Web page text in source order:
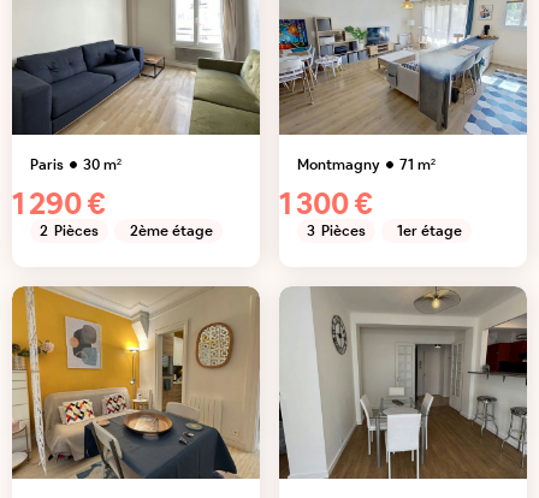
Paris 30m²
1 290 €
2 Pièces 2ème étage
Montmagny 71 m²
1 300 €
3 Pièces 1er étage